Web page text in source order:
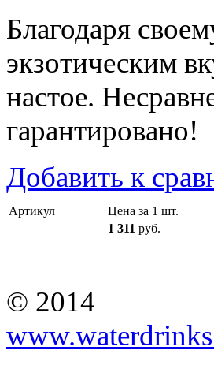
Благодаря
экзотическим
настое.
гарантировано!
Добавить к
Артикул Цена за 1 шт.
1 311 руб.
© 2014